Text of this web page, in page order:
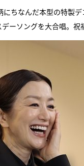
ちなんだ本型の特製
ーソングを大合唱。祝